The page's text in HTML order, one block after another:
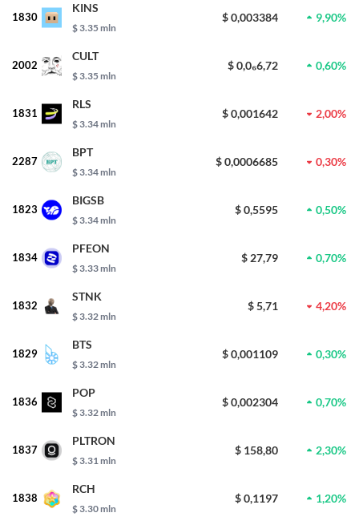
1830
KINS
$ 3.35 mln
$ 0,003384 9,90%
2002
CULT
$ 3.35 mln
$ 0,0₆6,72 0,60%
1831
RLS
$ 3.34 mln
$ 0,001642 2,00%
2287
BPT
$ 3.34 mln
$ 0,0006685 0,30%
1823
BIGSB
$ 3.34 mln
$ 0,5595 0,50%
1834
PFEON
$ 3.33 mln
$ 27,79 0,70%
1832
STNK
$ 3.32 mln
$ 5,71 4,20%
1829
BTS
$ 3.32 mln
$ 0,001109 0,30%
1836
POP
$ 3.32 mln
$ 0,002304 0,70%
1837
PLTRON
$ 3.31 mln
$ 158,80 2,30%
1838
RCH
$ 3.30 mln
$ 0,1197 1,20%